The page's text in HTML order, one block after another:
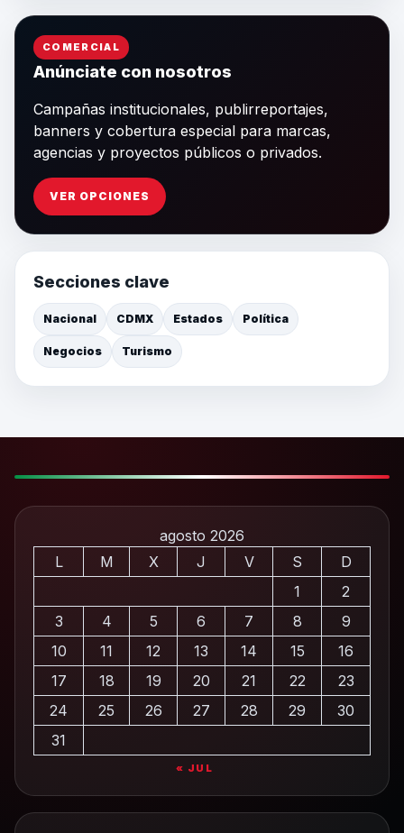
COMERCIAL
Anúnciate con nosotros
Campañas institucionales, publirreportajes,
banners y cobertura especial para marcas,
agencias y proyectos públicos o privados.
VER OPCIONES
Secciones clave
Nacional CDMX Estados Política
Negocios Turismo
agosto 2026
L
M X J V S
D
1
2
3
4 5 6 7 8
9
10
11 12 13 14 15
16
17
18 19 20 21 22
23
24
25 26 27 28 29
30
31
« JUL